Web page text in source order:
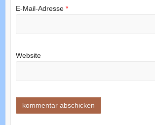
E-Mail-Adresse *
Website